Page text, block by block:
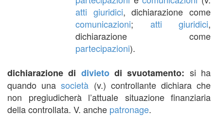
atti giuridici, dichiarazione come
comunicazioni; atti giuridici,
dichiarazione come
partecipazioni).
dichiarazione di divietodi svuotamento: si ha
quando unasocietà (v.) controllante dichiara che
non pregiudicherà l’attuale situazione finanziaria
della controllata. V. anche patronage.